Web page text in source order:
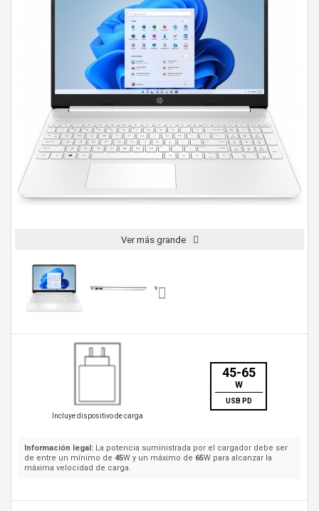
Ver más grande
Incluye dispositivo de carga
45-65
W
USB PD
Información legal: La potencia suministrada por el cargador debe ser
de entre un mínimo de 45W y un máximo de 65W para alcanzar la
máxima velocidad de carga.